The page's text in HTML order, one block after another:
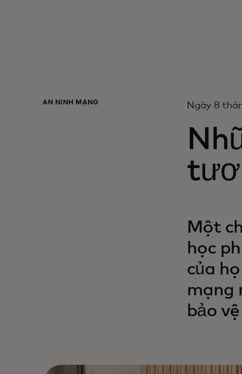
AN NINH MẠNG Ngày 8
Một
học
của
mạng
bảo